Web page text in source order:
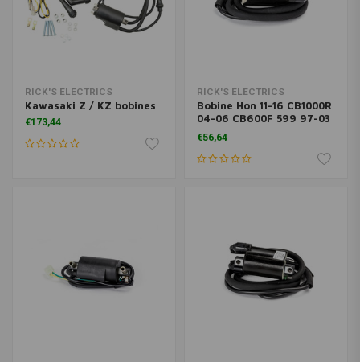
RICK'S ELECTRICS
Kawasaki Z / KZ bobines
€173,44
RICK'S ELECTRICS
Bobine Hon 11-16 CB1000R
04-06 CB600F 599 97-03
CBR1100XX 88-91 NT650
GT 89-98 PC800 Pacific
Coast 03-16 ST1300 87-96
€56,64